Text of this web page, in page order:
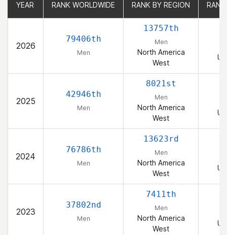
YEAR RANK WORLDWIDE RANK BY REGION
2026
79406th
Men
13757th
Men
North America
West
2025
42946th
Men
8021st
Men
North America
West
2024
76786th
Men
13623rd
Men
North America
West
2023
37802nd
Men
7411th
Men
North America
West
YEAR RANK WORLDWIDE RANK BY REGION